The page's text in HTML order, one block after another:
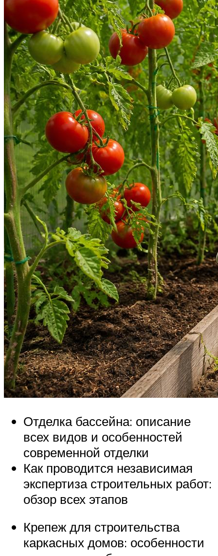
Отделка бассейна: описание
всех видов и особенностей
современной отделки
Как проводится независимая
экспертиза строительных работ:
обзор всех этапов
Крепеж для строительства
каркасных домов: особенности